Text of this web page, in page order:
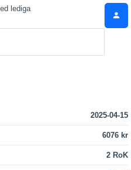
2025-04-15
6076 kr
2 RoK